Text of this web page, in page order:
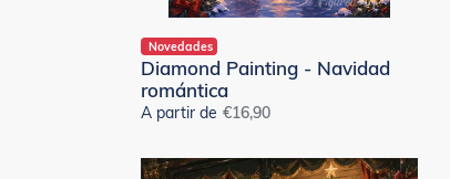
Novedades
Diamond Painting - Navidad
romántica
A partir de Precio
€16,90
Diamond